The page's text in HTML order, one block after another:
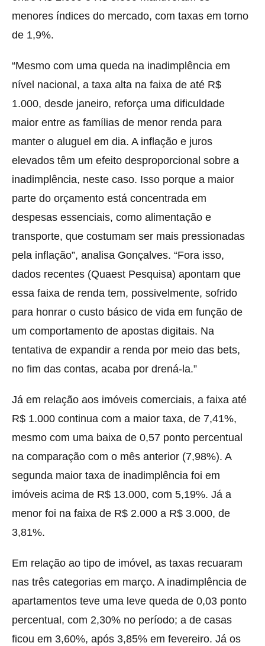
menores índices do mercado, com taxas em torno
de 1,9%.
“Mesmo com uma queda na inadimplência em
nível nacional, a taxa alta na faixa de até R$
1.000, desde janeiro, reforça uma dificuldade
maior entre as famílias de menor renda para
manter o aluguel em dia. A inflação e juros
elevados têm um efeito desproporcional sobre a
inadimplência, neste caso. Isso porque a maior
parte do orçamento está concentrada em
despesas essenciais, como alimentação e
transporte, que costumam ser mais pressionadas
pela inflação”, analisa Gonçalves. “Fora isso,
dados recentes (Quaest Pesquisa) apontam que
essa faixa de renda tem, possivelmente, sofrido
para honrar o custo básico de vida em função de
um comportamento de apostas digitais. Na
tentativa de expandir a renda por meio das bets,
no fim das contas, acaba por drená-la.”
Já em relação aos imóveis comerciais, a faixa até
R$ 1.000 continua com a maior taxa, de 7,41%,
mesmo com uma baixa de 0,57 ponto percentual
na comparação com o mês anterior (7,98%). A
segunda maior taxa de inadimplência foi em
imóveis acima de R$ 13.000, com 5,19%. Já a
menor foi na faixa de R$ 2.000 a R$ 3.000, de
3,81%.
Em relação ao tipo de imóvel, as taxas recuaram
nas três categorias em março. A inadimplência de
apartamentos teve uma leve queda de 0,03 ponto
percentual, com 2,30% no período; a de casas
ficou em 3,60%, após 3,85% em fevereiro. Já os